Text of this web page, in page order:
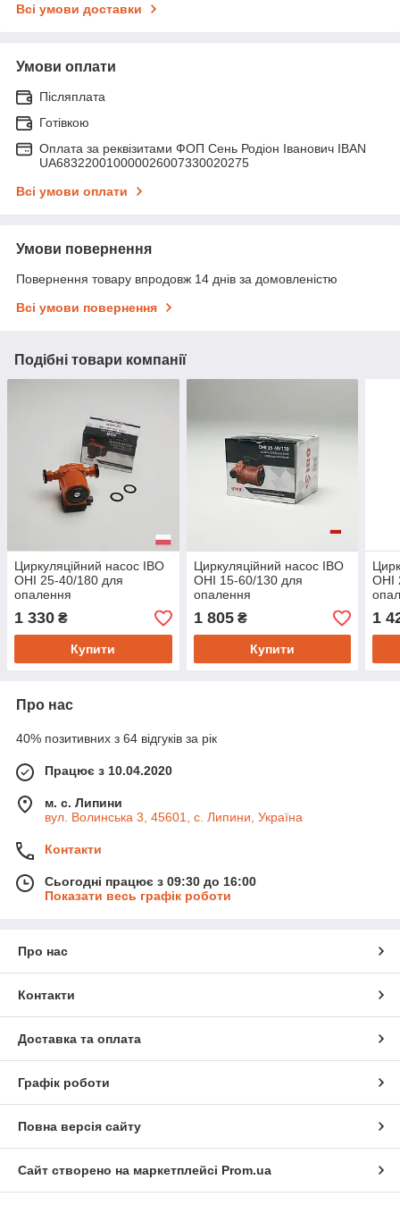
Всі умови доставки
Умови оплати
Післяплата
Готівкою
Оплата за реквізитами ФОП Сень Родіон Іванович IBAN
UA683220010000026007330020275
Всі умови оплати
Умови повернення
Повернення товару впродовж 14 днів за домовленістю
Всі умови повернення
Подібні товари компанії
Циркуляційний насос IBO
OHI 25-40/180 для
опалення
1 330 ₴
Купити
Циркуляційний насос IBO
OHI 15-60/130 для
опалення
1 805₴
Купити
OHI
1
Про нас
40% позитивних з 64 відгуків за рік
Працює з 10.04.2020
м. с. Липини
вул. Волинська 3, 45601, с. Липини, Україна
Контакти
Сьогодні працює з 09:30 до 16:00
Показати весь графік роботи
Про нас
Контакти
Доставка та оплата
Графік роботи
Повна версія сайту
Сайт створено на маркетплейсі Prom.ua